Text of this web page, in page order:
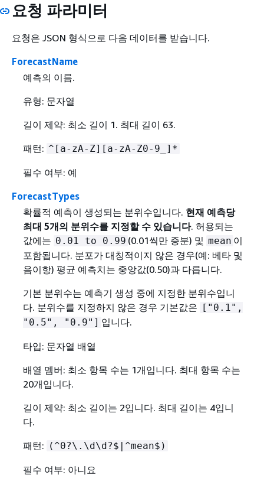
요청 파라미터
요청은 JSON 형식으로 다음 데이터를 받습니다.
ForecastName
예측의 이름.
유형: 문자열
길이 제약: 최소 길이 1. 최대 길이 63.
패턴: ^[a-zA-Z][a-zA-Z0-9_]*
필수 여부: 예
ForecastTypes
확률적 예측이 생성되는 분위수입니다. 현재 예측당
최대 5개의 분위수를 지정할 수 있습니다. 허용되는
값에는 0.01 to 0.99 (0.01씩만 증분) 및 mean 이
포함됩니다. 분포가 대칭적이지 않은 경우(예: 베타 및
음이항) 평균 예측치는 중앙값(0.50)과 다릅니다.
기본 분위수는 예측기 생성 중에 지정한 분위수입니
다. 분위수를 지정하지 않은 경우 기본값은
["0.1",
"0.5", "0.9"] 입니다.
타입: 문자열 배열
배열 멤버: 최소 항목 수는 1개입니다. 최대 항목 수는
20개입니다.
길이 제약: 최소 길이는 2입니다. 최대 길이는 4입니
다.
패턴: (^0?\.\d\d?$|^mean$)
필수 여부: 아니요